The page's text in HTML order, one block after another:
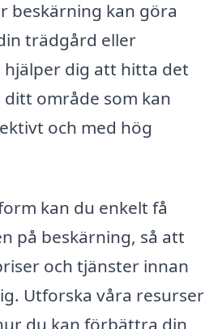
beskärning kan göra
trädgård eller
hjälper dig att hitta det
område som kan
och med hög
kan du enkelt få
på beskärning, så att
och tjänster innan
Utforska våra resurser